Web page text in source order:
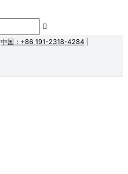
中国：+86 191-2318-4284